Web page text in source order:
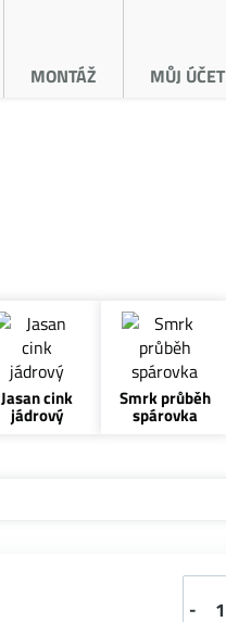
MONTÁŽ MŮJ ÚČET
Jasan cink
jádrový
Smrk průběh
spárovka
-